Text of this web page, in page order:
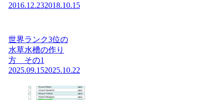
2016.12.232018.10.15
世界ランク3位の
水草水槽の作り
方 その1
2025.09.152025.10.22